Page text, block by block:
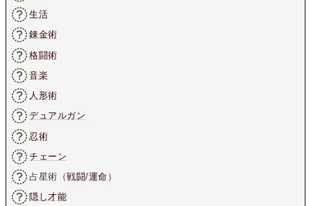
生活
錬金術
格闘術
音楽
人形術
デュアルガン
忍術
チェーン
占星術（戦闘/運命 ）
隠し才能